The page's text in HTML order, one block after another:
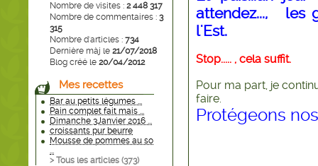
Nombre de visites : 2 448 317
Nombre de commentaires : 3
315
Nombre d'articles : 734
Dernière màj le 21/07/2018
Blog créé le 20/04/2012
Mes recettes
Bar au petits légumes ...
Pain complet fait mais ...
Dimanche 3Janvier 2016 ...
croissants pur beurre
Mousse de pommes au so
...
> Tous les articles (373)
attendez..., les
l'Est.
Stop..... , cela suffit.
Pour ma part, je
faire.
Protégeons